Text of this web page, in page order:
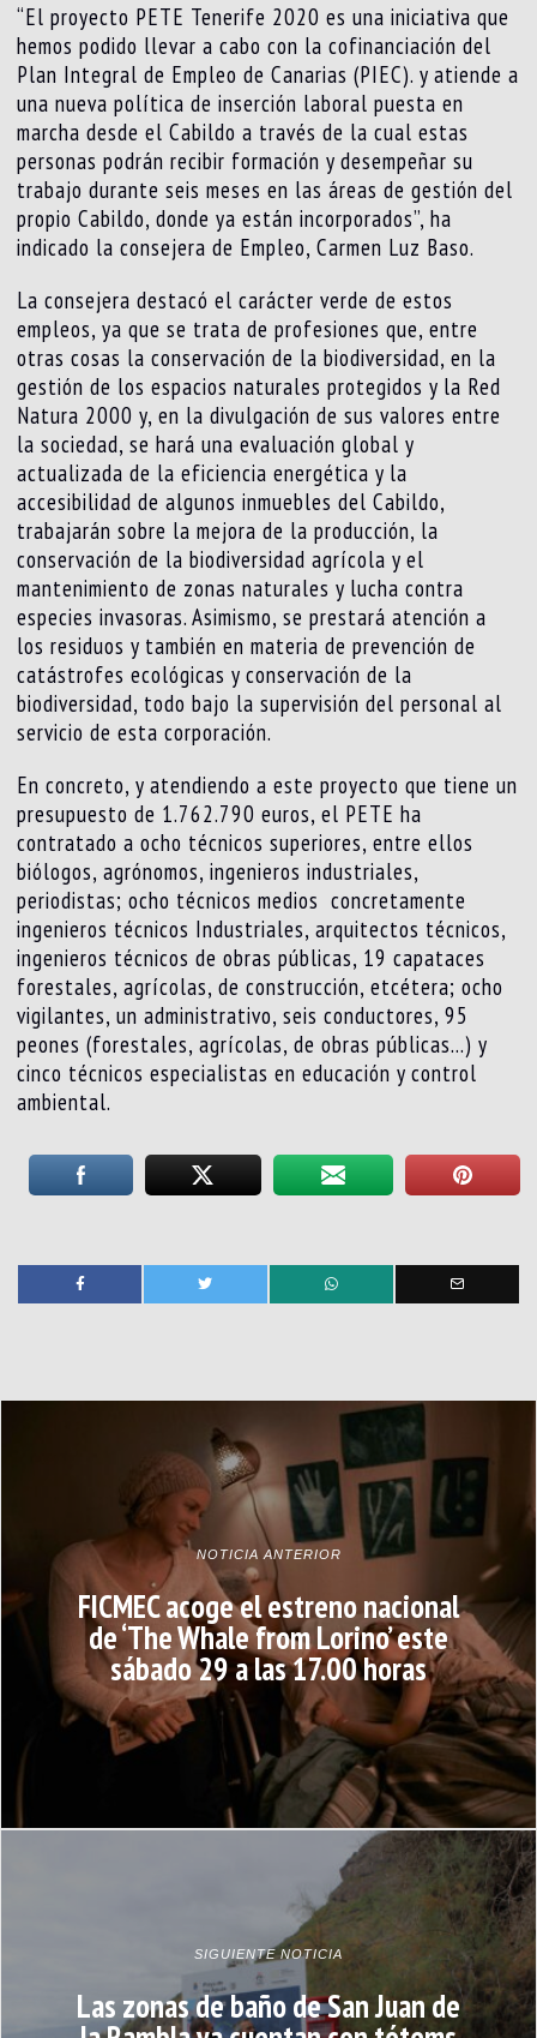
“El proyecto PETE Tenerife 2020 es una iniciativa que
hemos podido llevar a cabo con la cofinanciación del
Plan Integral de Empleo de Canarias (PIEC). y atiende a
una nueva política de inserción laboral puesta en
marcha desde el Cabildo a través de la cual estas
personas podrán recibir formación y desempeñar su
trabajo durante seis meses en las áreas de gestión del
propio Cabildo, donde ya están incorporados”, ha
indicado la consejera de Empleo, Carmen Luz Baso.
La consejera destacó el carácter verde de estos
empleos, ya que se trata de profesiones que, entre
otras cosas la conservación de la biodiversidad, en la
gestión de los espacios naturales protegidos y la Red
Natura 2000 y, en la divulgación de sus valores entre
la sociedad, se hará una evaluación global y
actualizada de la eficiencia energética y la
accesibilidad de algunos inmuebles del Cabildo,
trabajarán sobre la mejora de la producción, la
conservación de la biodiversidad agrícola y el
mantenimiento de zonas naturales y lucha contra
especies invasoras. Asimismo, se prestará atención a
los residuos y también en materia de prevención de
catástrofes ecológicas y conservación de la
biodiversidad, todo bajo la supervisión del personal al
servicio de esta corporación.
En concreto, y atendiendo a este proyecto que tiene un
presupuesto de 1.762.790 euros, el PETE ha
contratado a ocho técnicos superiores, entre ellos
biólogos, agrónomos, ingenieros industriales,
periodistas; ocho técnicos medios concretamente
ingenieros técnicos Industriales, arquitectos técnicos,
ingenieros técnicos de obras públicas, 19 capataces
forestales, agrícolas, de construcción, etcétera; ocho
vigilantes, un administrativo, seis conductores, 95
peones (forestales, agrícolas, de obras públicas…) y
cinco técnicos especialistas en educación y control
ambiental.
NOTICIA ANTERIOR
FICMEC acoge el estreno nacional
de ‘The Whale from Lorino’ este
sábado 29 a las 17.00 horas
SIGUIENTE NOTICIA
Las zonas de baño de San Juan de